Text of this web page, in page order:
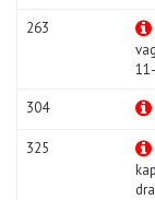
263
304
325